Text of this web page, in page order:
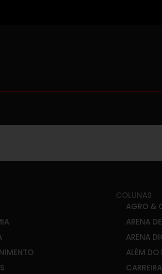
COLUNAS
AGRO &
ARENA
ARENA
ALÉM DO